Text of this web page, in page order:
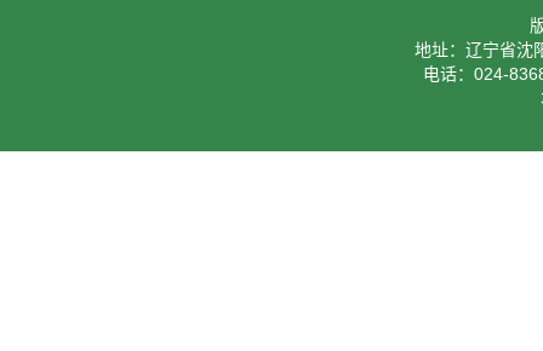
地址：辽宁省沈
电话：024-